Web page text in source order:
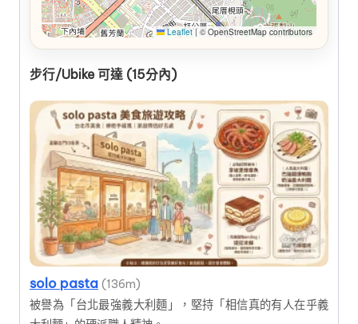
Leaflet |© OpenStreetMap contributors
步行/Ubike 可達 (15分內)
solo pasta (136m)
被譽為「台北最強義大利麵」，堅持「相信真的有人在乎義